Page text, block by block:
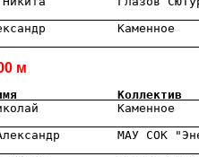
м
имя
МАУ СОК